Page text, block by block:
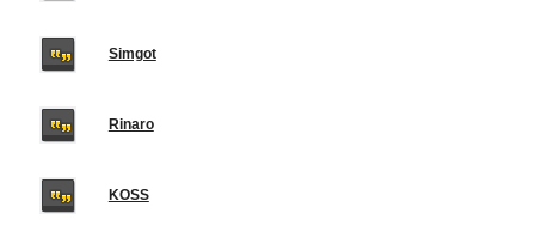
Simgot
Rinaro
KOSS